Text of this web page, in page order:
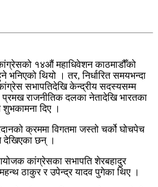
१४औं महाधिवेशन काठमाडौँको
थियो । तर, निर्धारित समयभन्दा
सभापतिदेखि केन्द्रीय सदस्यसम्म
राजनीतिक दलका नेतादेखि भारतका
शुभकामना दिए ।
क्रममा विगतमा जस्तो चर्को घोचपेच
देखिएका छन् ।
कांग्रेसका सभापति शेरबहादुर
ठाकुर र उपेन्द्र यादव पुगेका थिए ।